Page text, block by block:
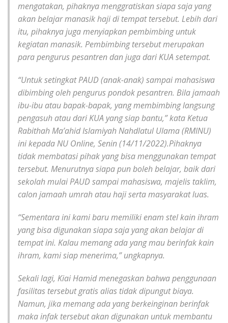
mengatakan, pihaknya menggratiskan siapa saja yang
akan belajar manasik haji di tempat tersebut. Lebih dari
itu, pihaknya juga menyiapkan pembimbing untuk
kegiatan manasik. Pembimbing tersebut merupakan
para pengurus pesantren dan juga dari KUA setempat.
“Untuk setingkat PAUD (anak-anak) sampai mahasiswa
dibimbing oleh pengurus pondok pesantren. Bila jamaah
ibu-ibu atau bapak-bapak, yang membimbing langsung
pengasuh atau dari KUA yang siap bantu,” kata Ketua
Rabithah Ma’ahid Islamiyah Nahdlatul Ulama (RMINU)
ini kepada NU Online, Senin (14/11/2022).Pihaknya
tidak membatasi pihak yang bisa menggunakan tempat
tersebut. Menurutnya siapa pun boleh belajar, baik dari
sekolah mulai PAUD sampai mahasiswa, majelis taklim,
calon jamaah umrah atau haji serta masyarakat luas.
“Sementara ini kami baru memiliki enam stel kain ihram
yang bisa digunakan siapa saja yang akan belajar di
tempat ini. Kalau memang ada yang mau berinfak kain
ihram, kami siap menerima,” ungkapnya.
Sekali lagi, Kiai Hamid menegaskan bahwa penggunaan
fasilitas tersebut gratis alias tidak dipungut biaya.
Namun, jika memang ada yang berkeinginan berinfak
maka infak tersebut akan digunakan untuk membantu